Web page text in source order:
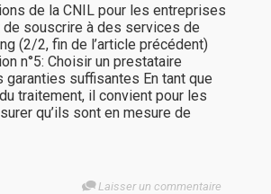
de la CNIL pour les entreprises
souscrire à des services de
(2/2, fin de l’article précédent)
n°5: Choisir un prestataire
garanties suffisantes En tant que
traitement, il convient pour les
qu’ils sont en mesure de
Laisser un commentaire